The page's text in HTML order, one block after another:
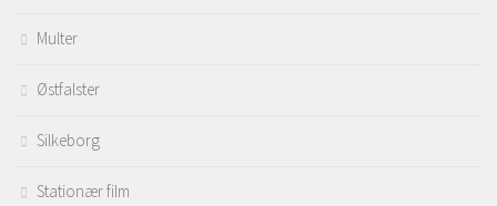
Multer
Østfalster
Silkeborg
Stationær film